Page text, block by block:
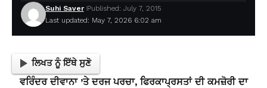
Last updated: May 7, 2026 6:02 am
Suhi Saver Published: July 7, 2015
ਲਿਖਤ ਨੂੰ ਇੱਥੇ ਸੁਣੋ
ਵਰਿੰਦਰ ਦੀਵਾਨਾ ’ਤੇ ਦਰਜ ਪਰਚਾ, ਫਿਰਕਾਪ੍ਰਸਤਾਂ ਦੀ ਕਮਜ਼ੋਰੀ ਦਾ